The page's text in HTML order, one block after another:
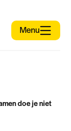
doe je niet